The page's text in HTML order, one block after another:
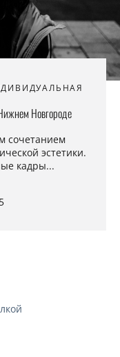
Новгороде
сочетанием
эстетики.
кадры...